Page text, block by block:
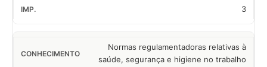
3
Normas regulamentadoras relativas à
saúde, segurança e higiene no trabalho